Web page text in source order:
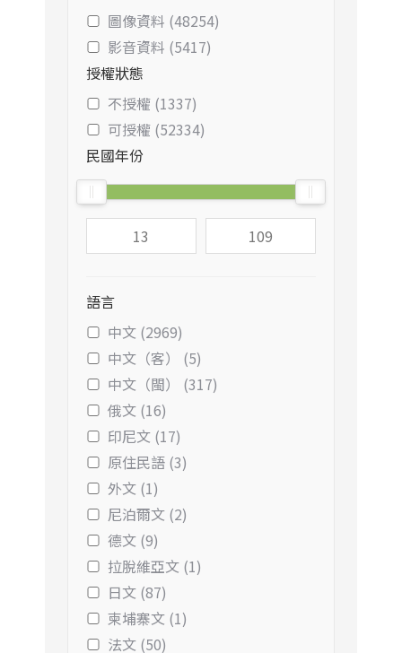
圖像資料 (48254)
影音資料 (5417)
授權狀態
不授權 (1337)
可授權 (52334)
民國年份
語言
中文 (2969)
中文（客） (5)
中文（閩） (317)
俄文 (16)
印尼文 (17)
原住民語 (3)
外文 (1)
尼泊爾文 (2)
德文 (9)
拉脫維亞文 (1)
日文 (87)
柬埔寨文 (1)
法文 (50)